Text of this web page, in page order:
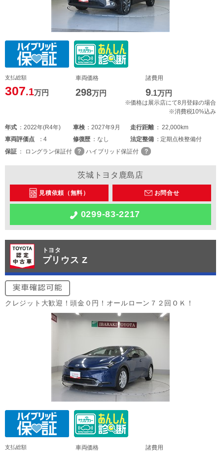
支払総額
307.1万円
車両価格
298万円
諸費用
9.1万円
※価格は展示店にて8月登録の場合
※消費税10%込み
年式 2022年(R4年) 車検 2027年9月 走行距離
22,000km
車両評価点 4 修復歴 なし 法定整備
定期点検整備付
保証
ロングラン保証付 ハイブリッド保証付
茨城トヨタ鹿島店
見積依頼（無料） お問合せ
0299-83-2217
トヨタ
プリウス Z
クレジット大歓迎！頭金０円！オールローン７２回ＯＫ！
支払総額 車両価格 諸費用